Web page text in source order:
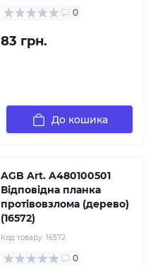
0
83 грн.
До кошика
AGB Art. A480100501
Відповідна планка
протівовзлома (дерево)
(16572)
Код товару: 16572
0